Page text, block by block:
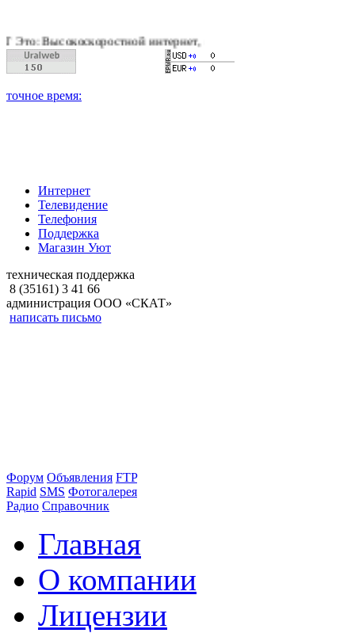
интернет, качественное цифровое и кабельное
Интернет
Телевидение
Телефония
Поддержка
Магазин Уют
техническая поддержка
8 (35161) 3 41 66
администрация ООО «СКАТ»
написать письмо
Форум Объявления FTP
Rapid SMS Фотогалерея
Радио Справочник
Главная
О компании
Лицензии